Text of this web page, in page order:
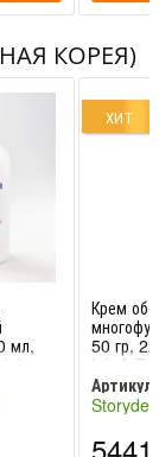
КОРЕЯ)
мл,
ХИТ
Крем
50 гр,
Lift A-Z
Артикул: